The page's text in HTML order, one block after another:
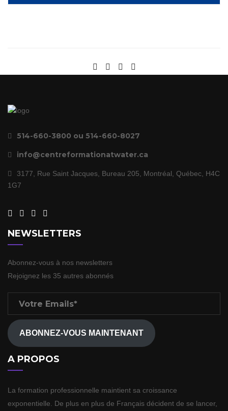
514-660-3800 ou 514-660-8027
info@centreformationatwater.ca
3177, Rue Saint Jacques, Bureau 205, Montréal, Québec, H4C
1G7
NEWSLETTERS
Abonnez-vous à nos newsletters
Rejoignez les 35 autres abonnés
Emails*
ABONNEZ-VOUS MAINTENANT
A PROPOS
La formation professionnelle maintient sa croissance
exponentielle. De plus en plus de Français décident de se lancer,